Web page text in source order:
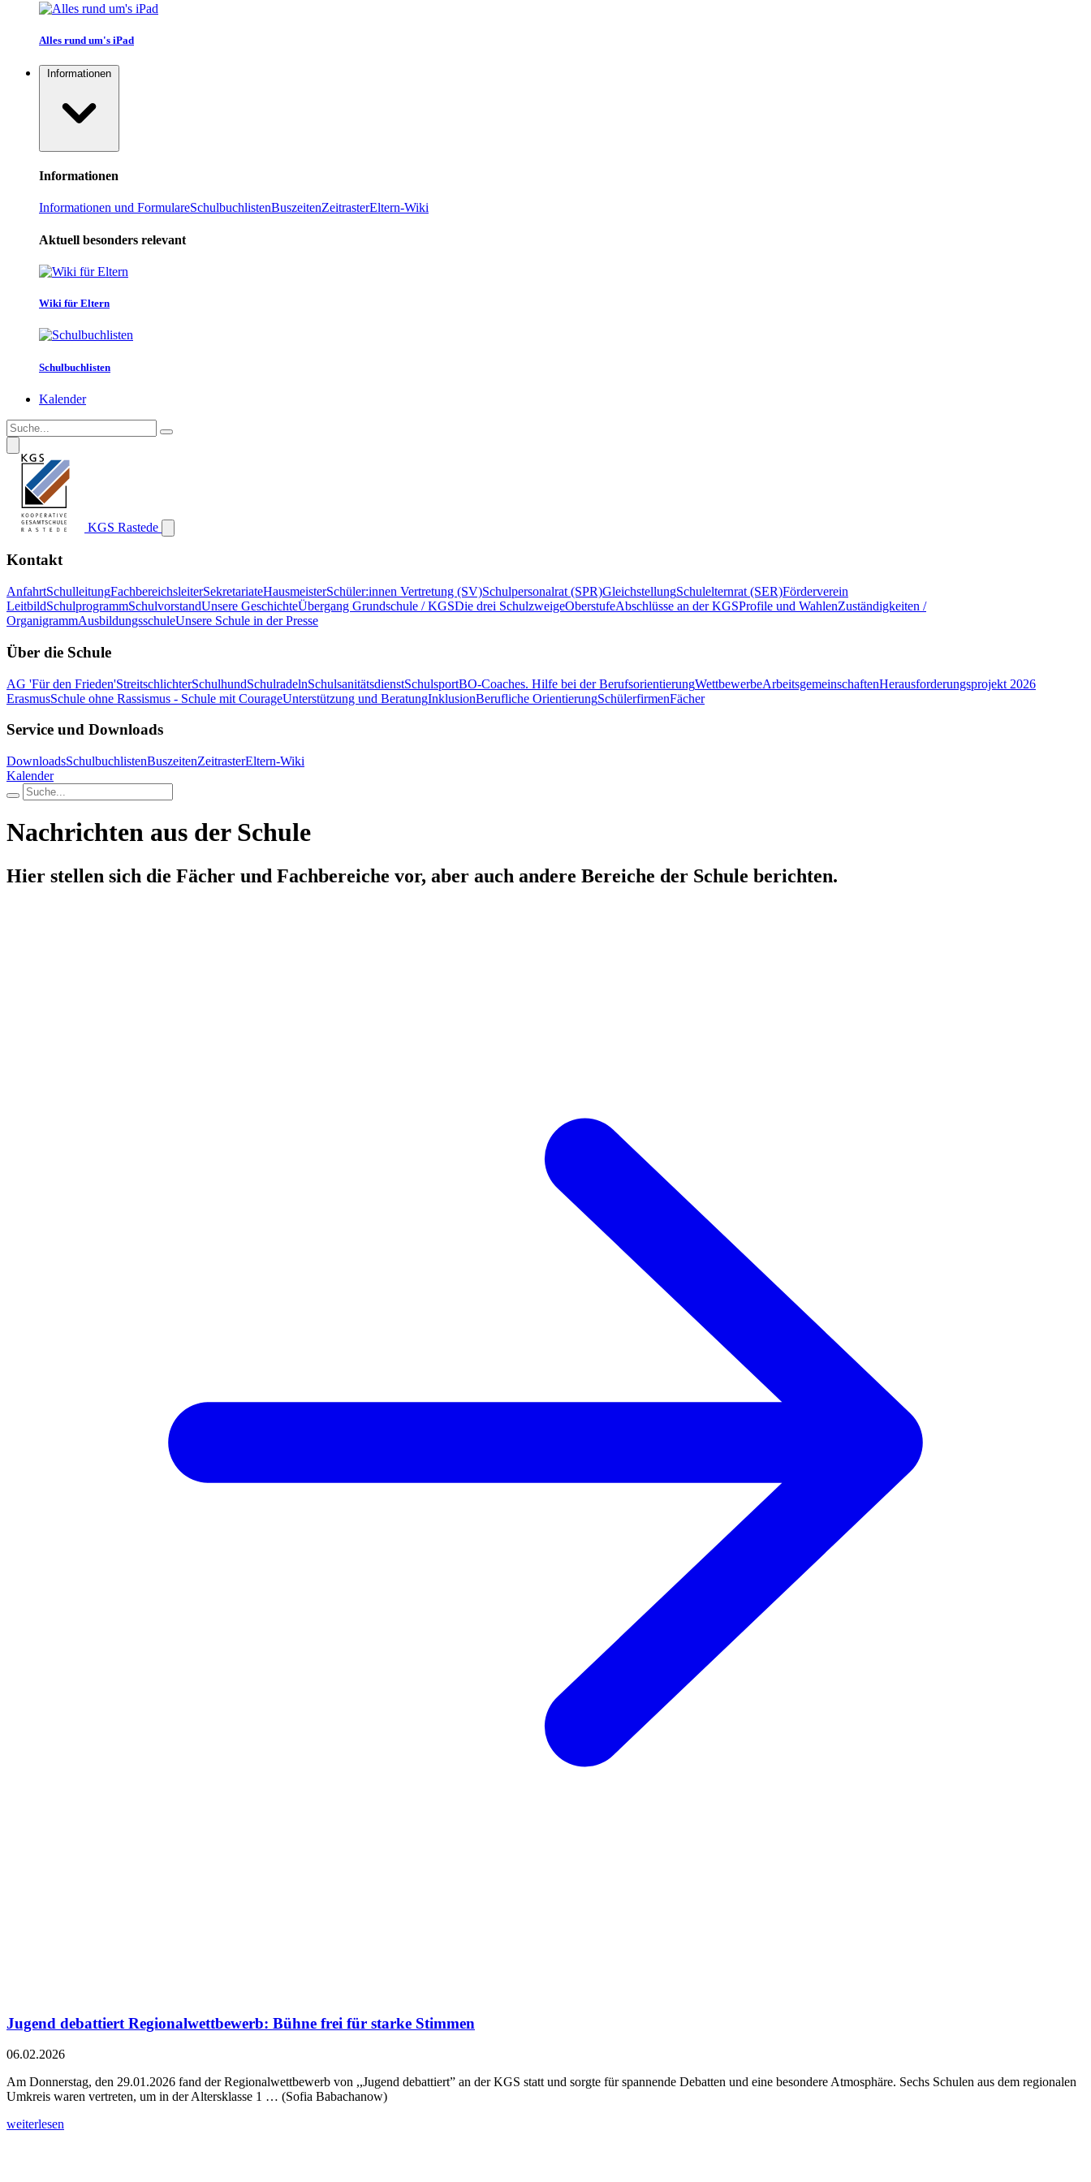
Alles rund um's iPad
Informationen
Informationen
Informationen und FormulareSchulbuchlistenBuszeitenZeitrasterEltern-Wiki
Aktuell besonders relevant
Wiki für Eltern
Schulbuchlisten
Kalender
KGS Rastede
Kontakt
AnfahrtSchulleitungFachbereichsleiterSekretariateHausmeisterSchüler:innen Vertretung (SV)Schulpersonalrat (SPR)GleichstellungSchulelternrat (SER)Förderverein
LeitbildSchulprogrammSchulvorstandUnsere GeschichteÜbergang Grundschule / KGSDie drei SchulzweigeOberstufeAbschlüsse an der KGSProfile und WahlenZuständigkeiten /
OrganigrammAusbildungsschuleUnsere Schule in der Presse
Über die Schule
AG 'Für den Frieden'StreitschlichterSchulhundSchulradelnSchulsanitätsdienstSchulsportBO-Coaches. Hilfe bei der BerufsorientierungWettbewerbeArbeitsgemeinschaftenHerausforderungsprojekt 2026
ErasmusSchule ohne Rassismus - Schule mit CourageUnterstützung und BeratungInklusionBerufliche OrientierungSchülerfirmenFächer
Service und Downloads
DownloadsSchulbuchlistenBuszeitenZeitrasterEltern-Wiki
Kalender
Nachrichten aus der Schule
Hier stellen sich die Fächer und Fachbereiche vor, aber auch andere Bereiche der Schule berichten.
Jugend debattiert Regionalwettbewerb: Bühne frei für starke Stimmen
06.02.2026
Am Donnerstag, den 29.01.2026 fand der Regionalwettbewerb von ,,Jugend debattiert” an der KGS statt und sorgte für spannende Debatten und eine besondere Atmosphäre. Sechs Schulen aus dem regionalen
Umkreis waren vertreten, um in der Altersklasse 1 … (Sofia Babachanow)
weiterlesen